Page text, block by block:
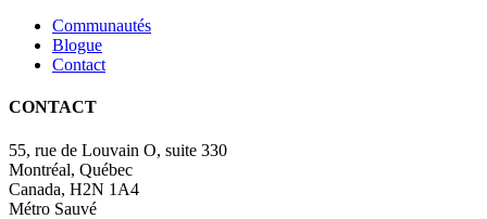
Communautés
Blogue
Contact
CONTACT
55, rue de Louvain O, suite 330
Montréal, Québec
Canada, H2N 1A4
Métro Sauvé